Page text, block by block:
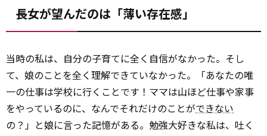
長女が望んだのは「薄い存在感」
当時の私は、自分の子育てに全く自信がなかった。そし
て、娘のことを全く理解できていなかった。「あなたの唯
一の仕事は学校に行くことです！ママは山ほど仕事や家事
をやっているのに、なんでそれだけのことができない
の？」と娘に言った記憶がある。勉強大好きな私は、吐く